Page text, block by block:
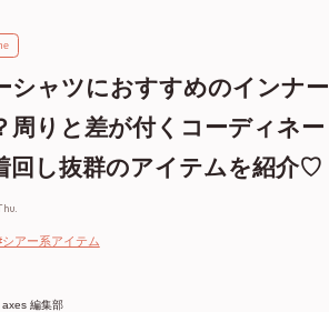
シャツにおすすめのインナー
周りと差が付くコーディネー
回し抜群のアイテムを紹介♡
シアー系アイテム
axes 編集部